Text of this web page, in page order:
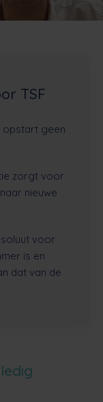
TSF
opstart geen
zorgt voor
nieuwe
voor
is en
dat van de